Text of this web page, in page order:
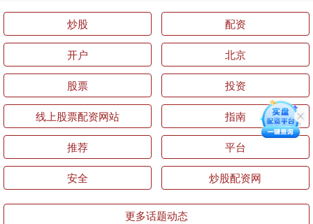
炒股 配资
开户 北京
股票 投资
线上股票配资网站 指南
推荐 平台
安全 炒股配资网
更多话题动态